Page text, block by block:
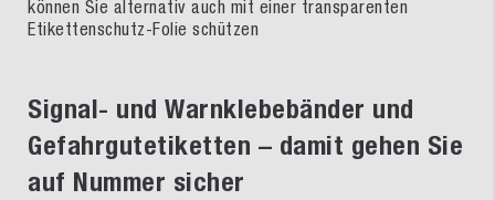
können Sie alternativ auch mit einer transparenten
Etikettenschutz-Folie schützen
Signal- und Warnklebebänder und
Gefahrgutetiketten – damit gehen Sie
auf Nummer sicher